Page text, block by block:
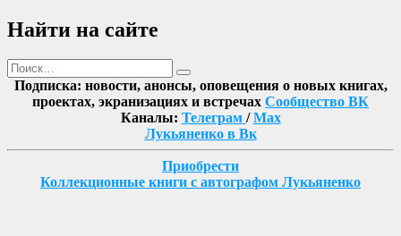
Найти на сайте
Поиск
Найти
Подписка: новости, анонсы, оповещения о новых книгах,
проектах, экранизациях и встречах Сообщество ВК
Каналы: Телеграм /Max
Лукьяненко в Вк
Приобрести
Коллекционные книги с автографом Лукьяненко